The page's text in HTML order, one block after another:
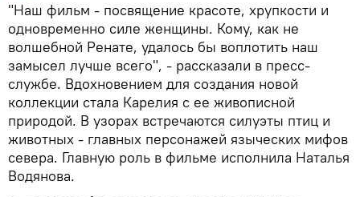
"Наш фильм - посвящение красоте, хрупкости и
одновременно силе женщины. Кому, как не
волшебной Ренате, удалось бы воплотить наш
замысел лучше всего", - рассказали в пресс-
службе. Вдохновением для создания новой
коллекции стала Карелия с ее живописной
природой. В узорах встречаются силуэты птиц и
животных - главных персонажей языческих мифов
севера. Главную роль в фильме исполнила Наталья
Водянова.